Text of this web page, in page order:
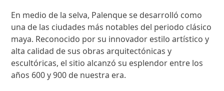
En medio de la selva, Palenque se desarrolló como
una de las ciudades más notables del periodo clásico
maya. Reconocido por su innovador estilo artístico y
alta calidad de sus obras arquitectónicas y
escultóricas, el sitio alcanzó su esplendor entre los
años 600 y 900 de nuestra era.